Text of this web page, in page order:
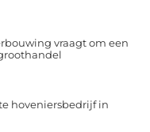
vraagt om een
hoveniersbedrijf in